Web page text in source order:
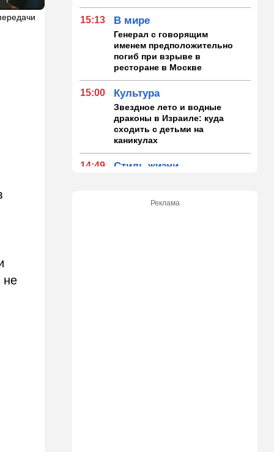
не
15:13 В мире
Генерал с говорящим
именем предположительно
погиб при взрыве в
ресторане в Москве
15:00 Культура
Звездное лето и водные
драконы в Израиле: куда
сходить с детьми на
каникулах
14:49 Стиль жизни
собаки? Ученые дали ответ
Реклама